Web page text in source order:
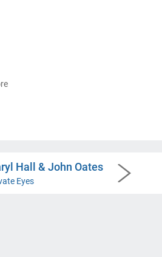
Hall & John Oates
Eyes